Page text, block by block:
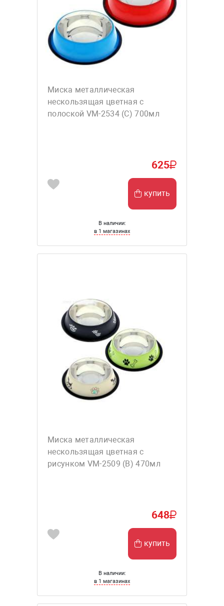
Миска металлическая
нескользящая цветная с
полоской VM-2534 (С) 700мл
625
купить
В наличии:
в 1 магазинах
Миска металлическая
нескользящая цветная с
рисунком VM-2509 (В) 470мл
648
купить
В наличии:
в 1 магазинах